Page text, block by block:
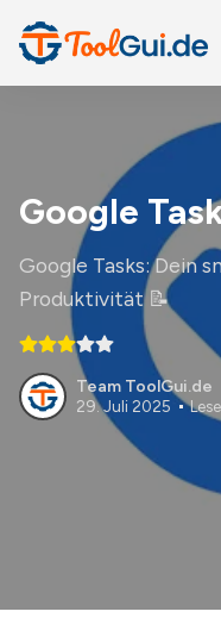
Google
Google Tasks: Dein
Produktivität 📝
Team ToolGui.de
29. Juli 2025